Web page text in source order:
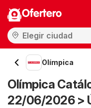
Ofertero
Olímpica
Olímpica
22/06/2026 >